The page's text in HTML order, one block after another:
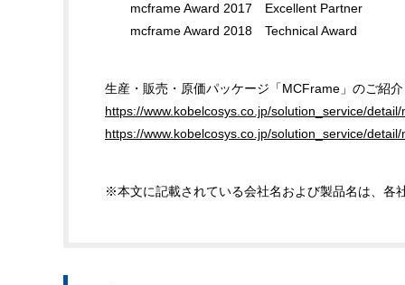
mcframe Award 2017 Excellent Partner
mcframe Award 2018 Technical Award
生産・販売・原価パッケージ「MCFrame」のご紹介
https://www.kobelcosys.co.jp/solution_service/
https://www.kobelcosys.co.jp/solution_service/
※本文に記載されている会社名および製品名は、各